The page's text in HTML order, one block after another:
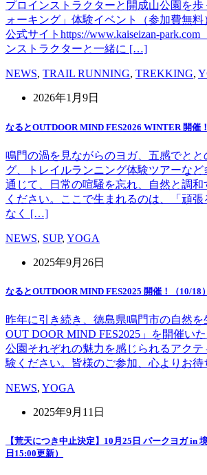
プロインストラクターと開成山公園を歩
ォーキング」体験イベント（参加費無料
公式サイトhttps://www.kaiseizan-
ンストラクターと一緒に […]
NEWS, TRAIL RUNNING, TREKKING,
2026年1月9日
なるとOUTDOOR MIND FES2026 WINTER 開催
鳴門の渦を見ながらのヨガ、五感でと
グ、トレイルランニング体験ツアーな
通じて、日常の喧騒を忘れ、自然と調和
ください。ここで生まれるのは、「頑
なく […]
NEWS, SUP, YOGA
2025年9月26日
なるとOUTDOOR MIND FES2025 開催！（10/18）
昨年に引き続き、徳島県鳴門市の自然を
OUT DOOR MIND FES2025」を開催い
公園それぞれの魅力を感じられるアク
験ください。皆様のご参加、心よりお
NEWS, YOGA
2025年9月11日
【荒天につき中止決定】10月25日 パークヨガ in
日15:00更新）